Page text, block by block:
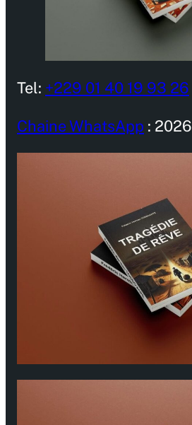
Tel: +229 01 40 19 93 26
Chaine WhatsApp : 2026